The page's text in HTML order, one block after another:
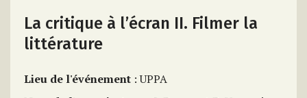
La critique à l’écran II. Filmer la
littérature
Lieu de l'événement : UPPA